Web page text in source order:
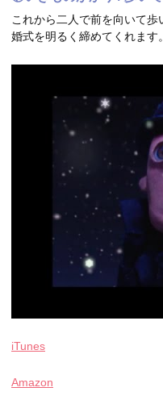
これから二人で前を向いて
婚式を明るく締めてくれます
iTunes
Amazon